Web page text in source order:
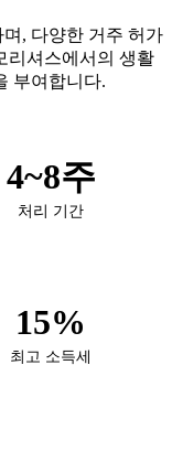
, 다양한 거주 허가
리셔스에서의 생활
부여합니다.
4~8주
처리 기간
15%
최고 소득세